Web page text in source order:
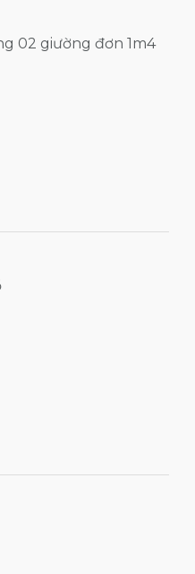
02 giường đơn 1m4